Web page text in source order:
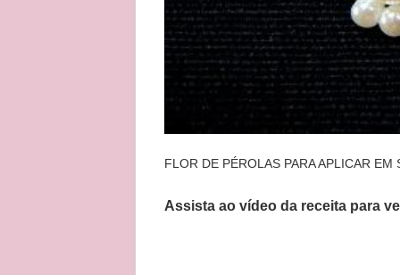
FLOR DE PÉROLAS PARA APLICAR EM
Assista ao vídeo da receita para